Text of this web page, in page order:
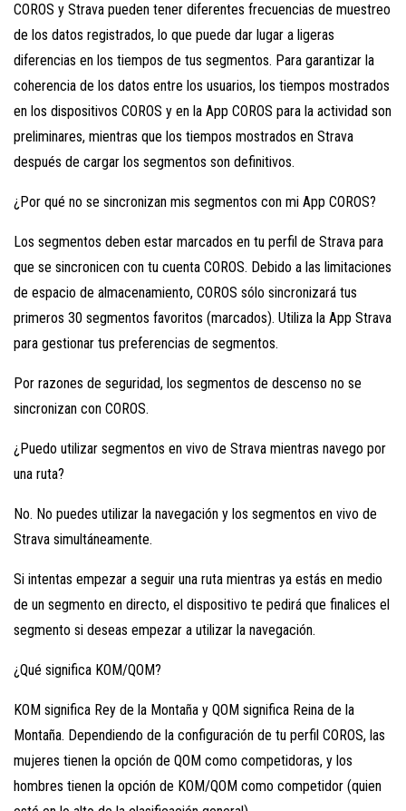
COROS y Strava pueden tener diferentes frecuencias de muestreo
de los datos registrados, lo que puede dar lugar a ligeras
diferencias en los tiempos de tus segmentos. Para garantizar la
coherencia de los datos entre los usuarios, los tiempos mostrados
en los dispositivos COROS y en la App COROS para la actividad son
preliminares, mientras que los tiempos mostrados en Strava
después de cargar los segmentos son definitivos.
¿Por qué no se sincronizan mis segmentos con mi App COROS?
Los segmentos deben estar marcados en tu perfil de Strava para
que se sincronicen con tu cuenta COROS. Debido a las limitaciones
de espacio de almacenamiento, COROS sólo sincronizará tus
primeros 30 segmentos favoritos (marcados). Utiliza la App Strava
para gestionar tus preferencias de segmentos.
Por razones de seguridad, los segmentos de descenso no se
sincronizan con COROS.
¿Puedo utilizar segmentos en vivo de Strava mientras navego por
una ruta?
No. No puedes utilizar la navegación y los segmentos en vivo de
Strava simultáneamente.
Si intentas empezar a seguir una ruta mientras ya estás en medio
de un segmento en directo, el dispositivo te pedirá que finalices el
segmento si deseas empezar a utilizar la navegación.
¿Qué significa KOM/QOM?
KOM significa Rey de la Montaña y QOM significa Reina de la
Montaña. Dependiendo de la configuración de tu perfil COROS, las
mujeres tienen la opción de QOM como competidoras, y los
hombres tienen la opción de KOM/QOM como competidor (quien